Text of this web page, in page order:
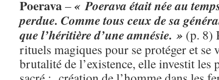
Poerava–« Poerava était née au
perdue. Comme tous ceux de sa
que l’héritière d’une amnésie. » (p. 8)
rituels magiques pour se protéger et se
brutalité de l’existence, elle investit les